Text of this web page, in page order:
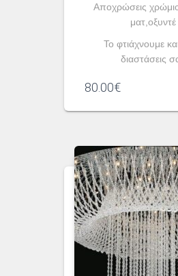
Aποχρώσεις
ματ,οξυντέ
To φτιάχνουμε
διαστάσεις
80.00€